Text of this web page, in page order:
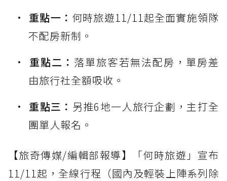
重點一： 何時旅遊11/11起全面實施領隊
不配房新制。
重點二： 落單旅客若無法配房，單房差
由旅行社全額吸收。
重點三： 另推6地一人旅行企劃，主打全
團單人報名。
【旅奇傳媒/編輯部報導】「何時旅遊」宣布
11/11起，全線行程（國內及輕裝上陣系列除